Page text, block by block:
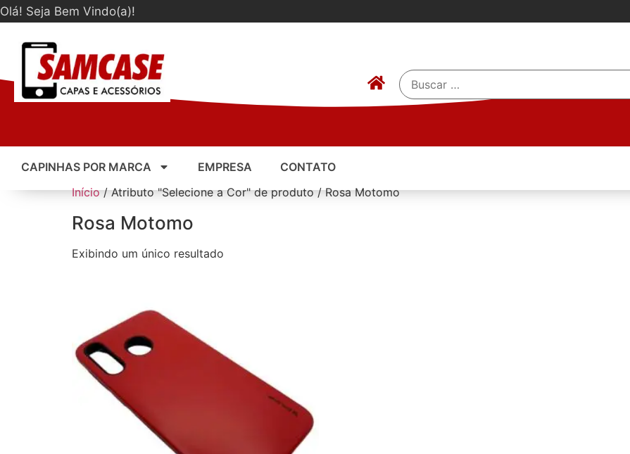
Olá! Seja Bem Vindo(a)!
CAPINHAS POR MARCA EMPRESA CONTATO
Início/ Atributo "Selecione a Cor" de produto / Rosa Motomo
Rosa Motomo
Exibindo um único resultado